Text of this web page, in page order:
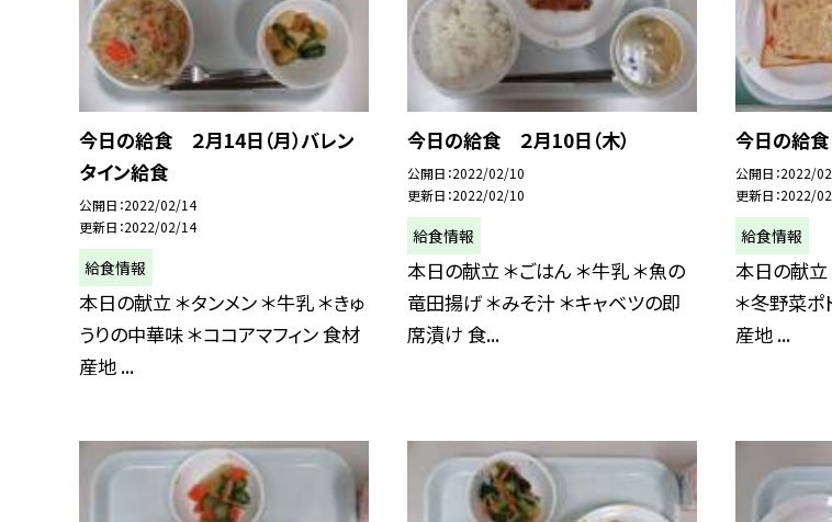
今日の給食 ２月14日（月）バレン
タイン給食
公開日 2022/02/14
更新日 2022/02/14
給食情報
本日の献立 ＊タンメン ＊牛乳 ＊きゅ
うりの中華味 ＊ココアマフィン 食材
産地 ...
今日の給食 ２月10日（木）
公開日 2022/02/10
更新日 2022/02/10
給食情報
本日の献立 ＊ごはん ＊牛乳 ＊魚の
竜田揚げ ＊みそ汁 ＊キャベツの即
席漬け 食...
今日の給
公開日 2022/
更新日 2022/
給食情報
本日の献立
＊冬野菜ポ
産地 ...